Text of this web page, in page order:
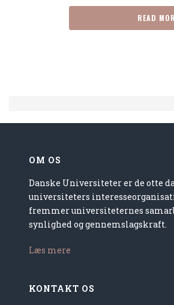
READ
OM OS
Danske Universiteter er de otte
universiteters
fremmer universiteternes
synlighed og gennemslagskraft.
Læs mere
KONTAKT OS